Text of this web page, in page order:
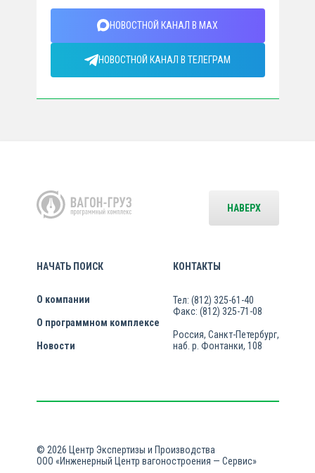
НОВОСТНОЙ КАНАЛ В MAX
НОВОСТНОЙ КАНАЛ В ТЕЛЕГРАМ
НАЧАТЬ ПОИСК
О компании
О программном комплексе
Новости
КОНТАКТЫ
Тел: (812) 325-61-40
Факс: (812) 325-71-08
Россия, Санкт-Петербург,
наб. р. Фонтанки, 108
НАВЕРХ
© 2026 Центр Экспертизы и Производства
ООО «Инженерный Центр вагоностроения — Сервис»